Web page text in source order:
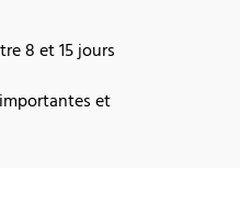
8 et 15 jours
et